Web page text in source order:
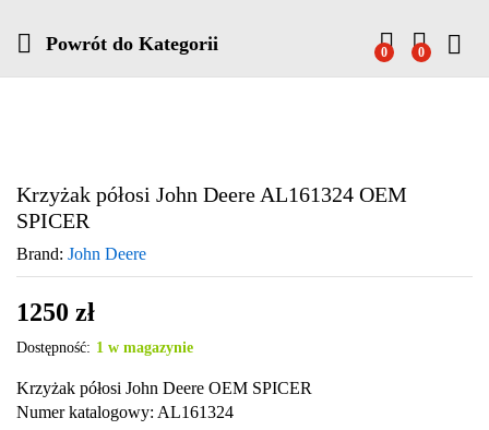
Powrót do Kategorii 0 0
Krzyżak półosi John Deere AL161324 OEM
SPICER
Brand: John Deere
1250 zł
Dostępność: 1 w magazynie
Krzyżak półosi John Deere OEM SPICER
Numer katalogowy: AL161324